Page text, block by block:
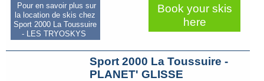
Pour en savoir plus sur
la location de skis chez
Sport 2000 La Toussuire
- LES TRYOSKYS
Book your skis
here
Sport 2000 La Toussuire -
PLANET' GLISSE